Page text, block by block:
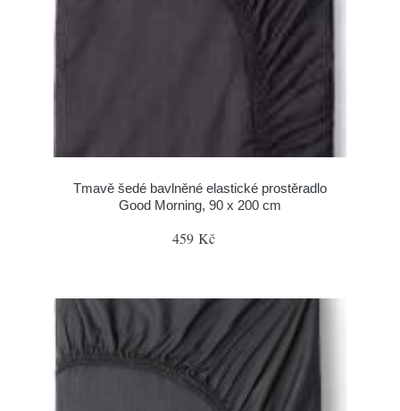
Tmavě šedé bavlněné elastické prostěradlo
Good Morning, 90 x 200 cm
459 Kč